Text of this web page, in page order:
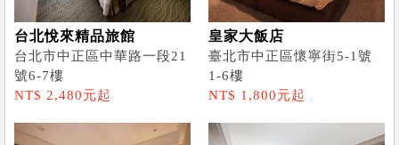
台北悅來精品旅館
台北市中正區中華路一段21
號6-7樓
NT$ 2,480元起
皇家大飯店
臺北市中正區懷寧街5-1號
1-6樓
NT$ 1,800元起